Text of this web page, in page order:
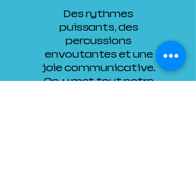
Des rythmes
puissants, des
percussions
envoutantes et une
joie communicative.
On y met tout notre